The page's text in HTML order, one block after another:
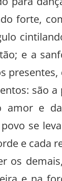
para
forte,
e a
são
amor e
se
e cada
os